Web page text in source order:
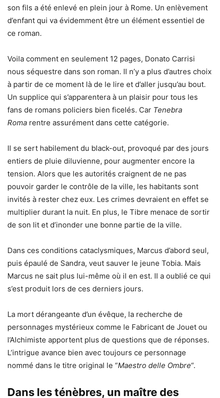
son fils a été enlevé en plein jour à Rome. Un enlèvement
d’enfant qui va évidemment être un élément essentiel de
ce roman.
Voila comment en seulement 12 pages, Donato Carrisi
nous séquestre dans son roman. Il n’y a plus d’autres choix
à partir de ce moment là de le lire et d’aller jusqu’au bout.
Un supplice qui s’apparentera à un plaisir pour tous les
fans de romans policiers bien ficelés. Car Tenebra
Roma rentre assurément dans cette catégorie.
Il se sert habilement du black-out, provoqué par des jours
entiers de pluie diluvienne, pour augmenter encore la
tension. Alors que les autorités craignent de ne pas
pouvoir garder le contrôle de la ville, les habitants sont
invités à rester chez eux. Les crimes devraient en effet se
multiplier durant la nuit. En plus, le Tibre menace de sortir
de son lit et d’inonder une bonne partie de la ville.
Dans ces conditions cataclysmiques, Marcus d’abord seul,
puis épaulé de Sandra, veut sauver le jeune Tobia. Mais
Marcus ne sait plus lui-même où il en est. Il a oublié ce qui
s’est produit lors de ces derniers jours.
La mort dérangeante d’un évêque, la recherche de
personnages mystérieux comme le Fabricant de Jouet ou
l’Alchimiste apportent plus de questions que de réponses.
L’intrigue avance bien avec toujours ce personnage
nommé dans le titre original le “Maestro delle Ombre“.
Dans les ténèbres, un maître des